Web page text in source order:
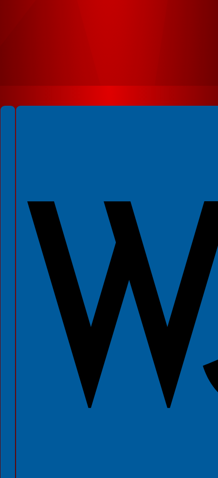
Spełniamy standardy WCAG 2.2
Spełniamy standardy W3C